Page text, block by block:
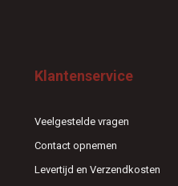
Klantenservice
Veelgestelde vragen
Contact opnemen
Levertijd en Verzendkosten